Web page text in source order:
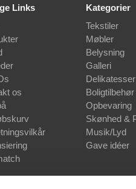
Links
os
Kategorier
Tekstiler
Møbler
Belysning
Galleri
Delikatesser
Boligtilbehør
Opbevaring
Skønhed &
Musik/Lyd
Gave idéer